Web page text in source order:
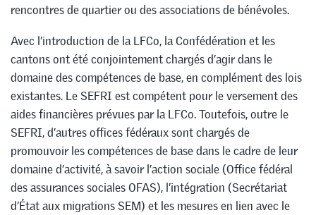
rencontres de quartier ou des associations de bénévoles.
Avec l’introduction de la LFCo, la Confédération et les
cantons ont été conjointement chargés d’agir dans le
domaine des compétences de base, en complément des lois
existantes. Le SEFRI est compétent pour le versement des
aides financières prévues par la LFCo. Toutefois, outre le
SEFRI, d’autres offices fédéraux sont chargés de
promouvoir les compétences de base dans le cadre de leur
domaine d’activité, à savoir l’action sociale (Office fédéral
des assurances sociales OFAS), l’intégration (Secrétariat
d’État aux migrations SEM) et les mesures en lien avec le